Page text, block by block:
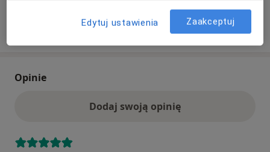
Szukaj specjalistów według ubezpieczenia
Opinie
Dodaj swoją opinię
Edytuj ustawienia Zaakceptuj